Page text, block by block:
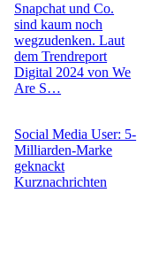
Snapchat und Co.
sind kaum noch
wegzudenken. Laut
dem Trendreport
Digital 2024 von We
Are S…
Social Media User: 5-
Milliarden-Marke
geknackt
Kurznachrichten